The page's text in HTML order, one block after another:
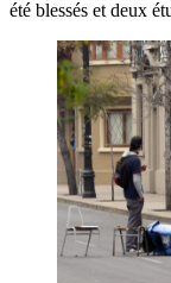
été blessés et deux